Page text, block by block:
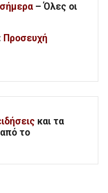
σήμερα – Όλες οι
Προσευχή
και τα
το